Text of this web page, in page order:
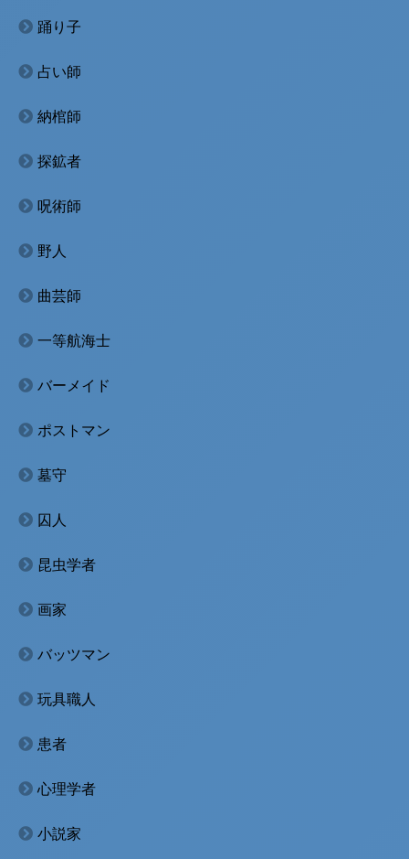
踊り子
占い師
納棺師
探鉱者
呪術師
野人
曲芸師
一等航海士
バーメイド
ポストマン
墓守
囚人
昆虫学者
画家
バッツマン
玩具職人
患者
心理学者
小説家